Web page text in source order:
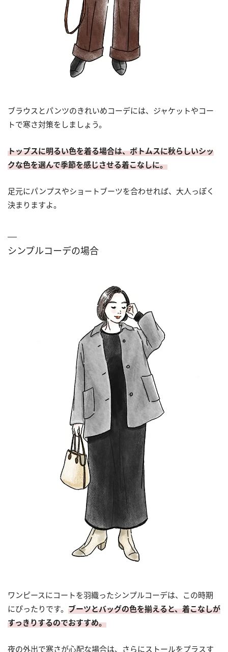
ブラウスとパンツのきれいめコーデには、ジャケットやコー
トで寒さ対策をしましょう。
トップスに明るい色を着る場合は、ボトムスに秋らしいシッ
クな色を選んで季節を感じさせる着こなしに。
足元にパンプスやショートブーツを合わせれば、大人っぽく
決まりますよ。
シンプルコーデの場合
ワンピースにコートを羽織ったシンプルコーデは、この時期
にぴったりです。 ブーツとバッグの色を揃えると、着こなしが
すっきりするのでおすすめ。
夜の外出で寒さが心配な場合は、さらにストールをプラスす